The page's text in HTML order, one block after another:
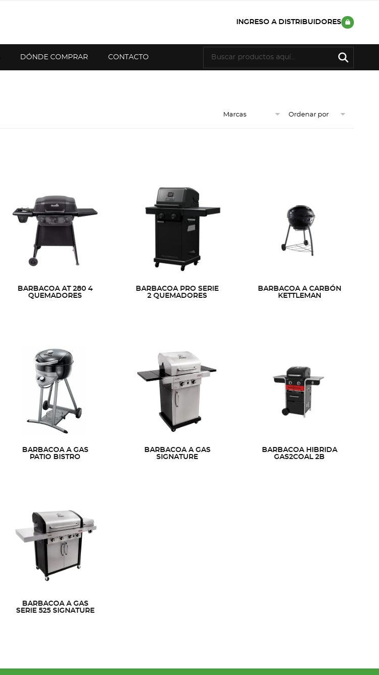
INGRESO A DISTRIBUIDORES
DÓNDE COMPRAR CONTACTO
Marcas Ordenar por
BARBACOA AT 280 4
QUEMADORES
BARBACOA PRO SERIE
2 QUEMADORES
BARBACOA A CARBÓN
KETTLEMAN
BARBACOA A GAS
PATIO BISTRO
BARBACOA A GAS
SIGNATURE
BARBACOA HIBRIDA
GAS2COAL 2B
BARBACOA A GAS
SERIE 525 SIGNATURE